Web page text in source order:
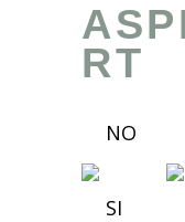
RT
NO
SI